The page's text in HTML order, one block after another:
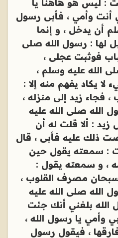
: ليس هو هاهنا يا
أنت وأمي ، فأبى رسول
أن يدخل ، و إنما
لها : رسول الله صلى
فوثبت عجلى ،
الله عليه وسلم ،
يكاد يفهم منه إلا :
زيد إلى منزله ،
الله صلى الله عليه
زيد : ألا قلت له أن
ذلك عليه فأبى ، قال
: سمعته يقول حين
، و سمعته يقول :
سبحان مصرف القلوب ،
الله صلى الله عليه
الله بلغني أنك جئت
وأمي يا رسول الله ،
، فيقول رسول